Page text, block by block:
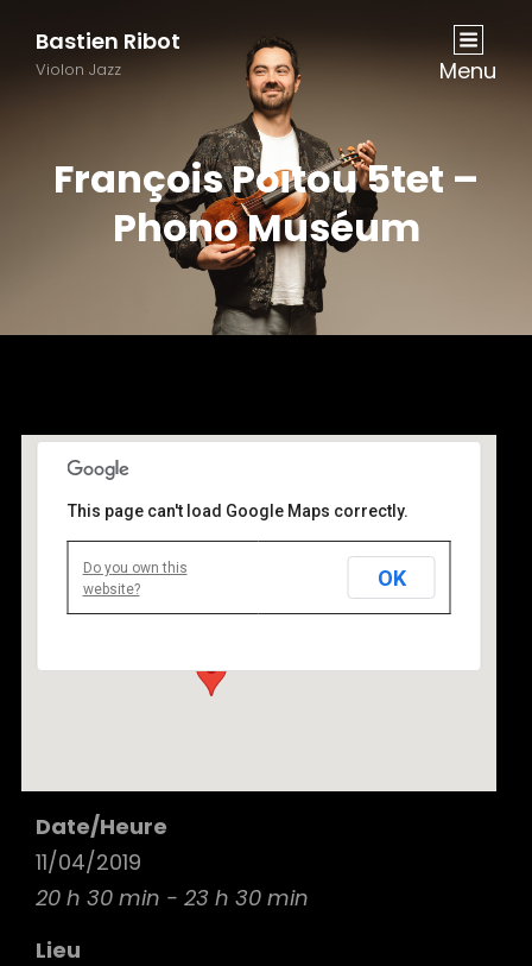
Bastien Ribot
Violon Jazz Menu
François Poitou 5tet –
Phono Muséum
Phono Muséum
53 Boulevard de Rochechouart, 75009 Paris -
Paris
This page can't load Google Maps correctly.
Do you own this
website?
OK
Date/Heure
11/04/2019
20 h 30 min - 23 h 30 min
Lieu